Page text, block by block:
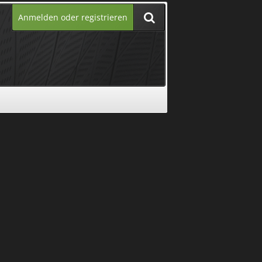
Anmelden oder registrieren